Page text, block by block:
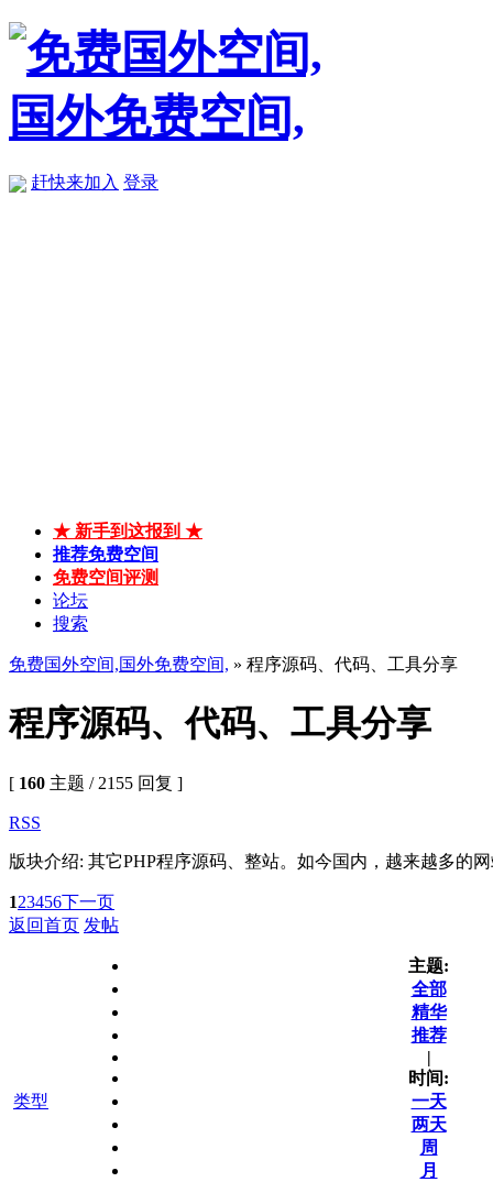
赶快来加入 登录
★ 新手到这报到 ★
推荐免费空间
免费空间评测
论坛
搜索
免费国外空间,国外免费空间, » 程序源码、代码、工具分享
程序源码、代码、工具分享
[ 160 主题 / 2155 回复 ]
RSS
版块介绍: 其它PHP程序源码、整站。如今国内，越来越多的
123456下一页
返回首页 发帖
类型
主题:
全部
精华
推荐
|
时间:
一天
两天
周
月